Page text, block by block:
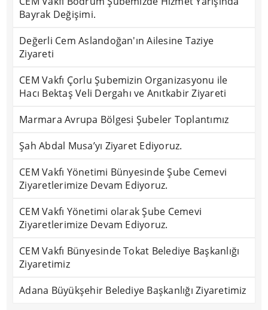
Bayrak Değişimi.
Değerli Cem Aslandoğan'ın Ailesine Taziye
Ziyareti
CEM Vakfı Çorlu Şubemizin Organizasyonu ile
Hacı Bektaş Veli Dergahı ve Anıtkabir Ziyareti
Marmara Avrupa Bölgesi Şubeler Toplantımız
Şah Abdal Musa’yı Ziyaret Ediyoruz.
CEM Vakfı Yönetimi Bünyesinde Şube Cemevi
Ziyaretlerimize Devam Ediyoruz.
CEM Vakfı Yönetimi olarak Şube Cemevi
Ziyaretlerimize Devam Ediyoruz.
CEM Vakfı Bünyesinde Tokat Belediye Başkanlığı
Ziyaretimiz
Adana Büyükşehir Belediye Başkanlığı Ziyaretimiz